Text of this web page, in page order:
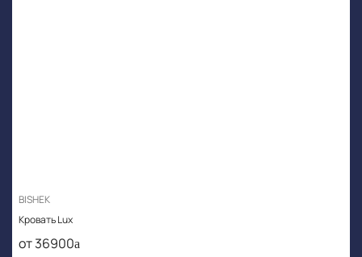
BISHEK
Кровать Lux
от 36900